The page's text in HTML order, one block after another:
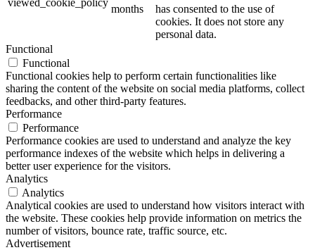
viewed_cookie_policy
months
has consented to the use of
cookies. It does not store any
personal data.
Functional
Functional
Functional cookies help to perform certain functionalities like
sharing the content of the website on social media platforms, collect
feedbacks, and other third-party features.
Performance
Performance
Performance cookies are used to understand and analyze the key
performance indexes of the website which helps in delivering a
better user experience for the visitors.
Analytics
Analytics
Analytical cookies are used to understand how visitors interact with
the website. These cookies help provide information on metrics the
number of visitors, bounce rate, traffic source, etc.
Advertisement